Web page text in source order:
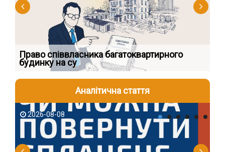
Право співвласника багатоквартирного
будинку на су
Аналітична стаття
2026-08-08